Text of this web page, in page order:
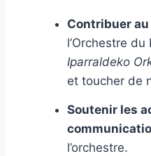
Contribuer
l’Orchestre du
Iparraldeko
et toucher de
Soutenir les
l’orchestre.